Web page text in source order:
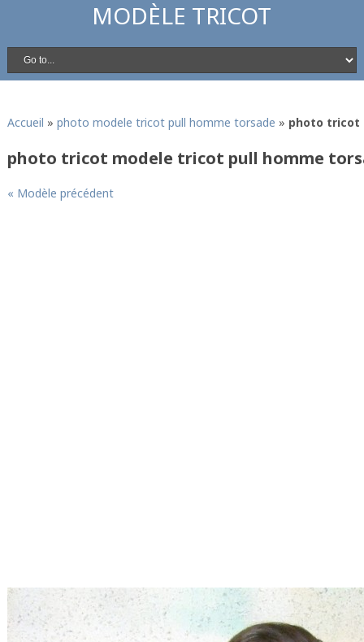
MODÈLE TRICOT
Accueil » photo modele tricot pull homme torsade » photo tricot
photo tricot modele tricot pull homme
« Modèle précédent